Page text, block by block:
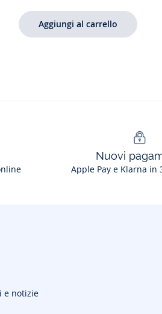
Nuovi
Apple Pay e Klarna in
e notizie